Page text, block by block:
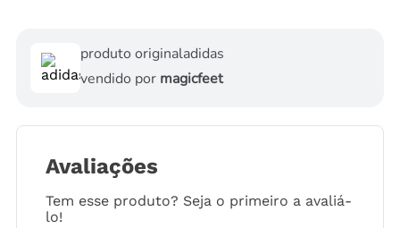
produto originaladidas
vendido por magicfeet
Avaliações
Tem esse produto? Seja o primeiro a avaliá-
lo!